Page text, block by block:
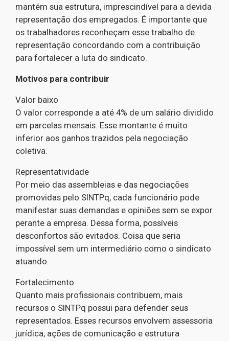
mantém sua estrutura, imprescindível para a devida
representação dos empregados. É importante que
os trabalhadores reconheçam esse trabalho de
representação concordando com a contribuição
para fortalecer a luta do sindicato.
Motivos para contribuir
Valor baixo
O valor corresponde a até 4% de um salário dividido
em parcelas mensais. Esse montante é muito
inferior aos ganhos trazidos pela negociação
coletiva.
Representatividade
Por meio das assembleias e das negociações
promovidas pelo SINTPq, cada funcionário pode
manifestar suas demandas e opiniões sem se expor
perante a empresa. Dessa forma, possíveis
desconfortos são evitados. Coisa que seria
impossível sem um intermediário como o sindicato
atuando.
Fortalecimento
Quanto mais profissionais contribuem, mais
recursos o SINTPq possui para defender seus
representados. Esses recursos envolvem assessoria
jurídica, ações de comunicação e estrutura